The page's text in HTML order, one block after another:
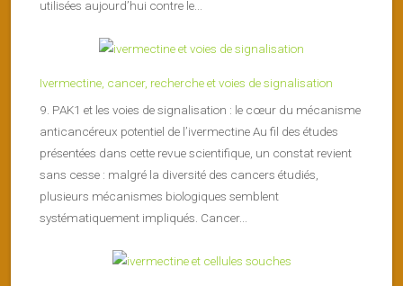
utilisées aujourd’hui contre le...
Ivermectine, cancer, recherche et voies de signalisation
9. PAK1 et les voies de signalisation : le cœur du mécanisme
anticancéreux potentiel de l’ivermectine Au fil des études
présentées dans cette revue scientifique, un constat revient
sans cesse : malgré la diversité des cancers étudiés,
plusieurs mécanismes biologiques semblent
systématiquement impliqués. Cancer...